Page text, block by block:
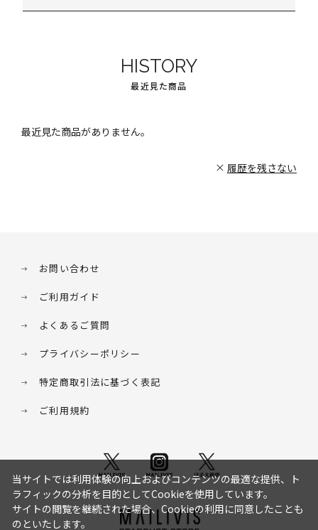
HISTORY
最近見た商品
最近見た商品がありません。
履歴を残さない
お問い合わせ
ご利用ガイド
よくあるご質問
プライバシーポリシー
特定商取引法に基づく表記
ご利用規約
当サイトでは利用体験の向上およびコンテンツの最適な提供、ト
ラフィックの分析を目的としてCookieを使用しています。
サイトの閲覧を継続された場合、Cookieの利用に同意したことも
のといたします。